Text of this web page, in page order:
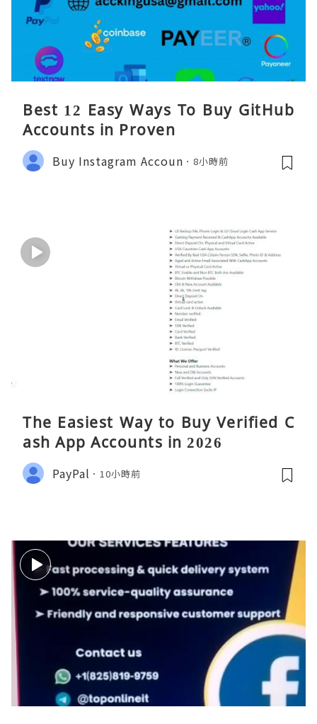
Best 12 Easy Ways To Buy GitHub
Accounts in Proven
Buy Instagram Accoun 8小時前
The Easiest Way to Buy Verified C
ash App Accounts in 2026
PayPal 10小時前